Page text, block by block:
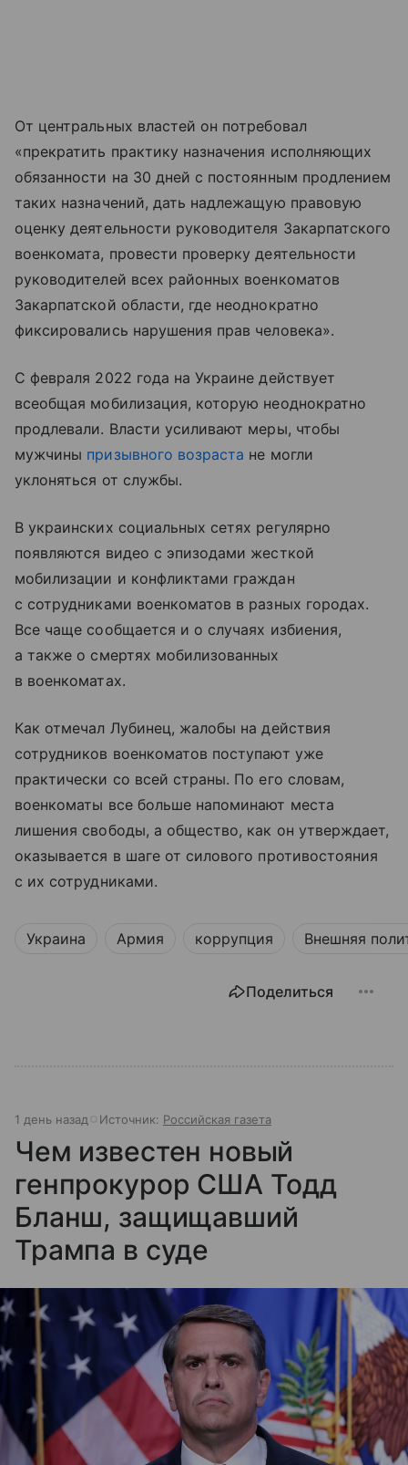
От центральных властей он потребовал
«прекратить практику назначения исполняющих
обязанности на 30 дней с постоянным продлением
таких назначений, дать надлежащую правовую
оценку деятельности руководителя Закарпатского
военкомата, провести проверку деятельности
руководителей всех районных военкоматов
Закарпатской области, где неоднократно
фиксировались нарушения прав человека».
С февраля 2022 года на Украине действует
всеобщая мобилизация, которую неоднократно
продлевали. Власти усиливают меры, чтобы
мужчины призывного возраста не могли
уклоняться от службы.
В украинских социальных сетях регулярно
появляются видео с эпизодами жесткой
мобилизации и конфликтами граждан
с сотрудниками военкоматов в разных городах.
Все чаще сообщается и о случаях избиения,
а также о смертях мобилизованных
в военкоматах.
Как отмечал Лубинец, жалобы на действия
сотрудников военкоматов поступают уже
практически со всей страны. По его словам,
военкоматы все больше напоминают места
лишения свободы, а общество, как он утверждает,
оказывается в шаге от силового противостояния
с их сотрудниками.
Украина Армия коррупция Внешняя
Поделиться
1 день назад Источник: Российская газета
Чем известен новый
генпрокурор США Тодд
Бланш, защищавший
Трампа в суде